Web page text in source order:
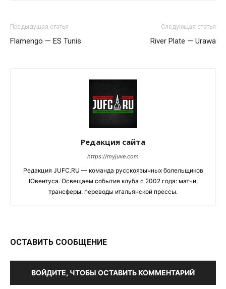
Предыдущая статья
Flamengo — ES Tunis
Следующая статья
River Plate — Urawa
Редакция сайта
https://myjuve.com
Редакция JUFC.RU — команда русскоязычных болельщиков
Ювентуса. Освещаем события клуба с 2002 года: матчи,
трансферы, переводы итальянской прессы.
ОСТАВИТЬ СООБЩЕНИЕ
ВОЙДИТЕ, ЧТОБЫ ОСТАВИТЬ КОММЕНТАРИЙ